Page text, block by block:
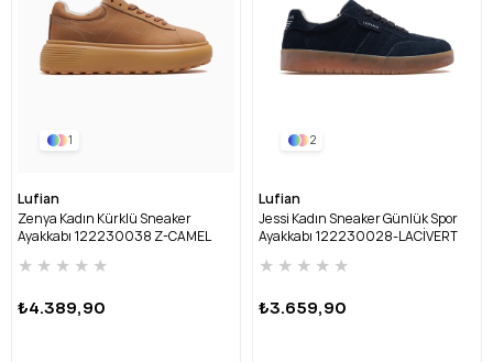
1
Lufian
Zenya Kadın Kürklü Sneaker
Ayakkabı 122230038 Z-CAMEL
★ ★ ★ ★ ★
₺4.389,90
2
Lufian
Jessi Kadın Sneaker Günlük Spor
Ayakkabı 122230028-LACİVERT
★ ★ ★ ★ ★
₺3.659,90